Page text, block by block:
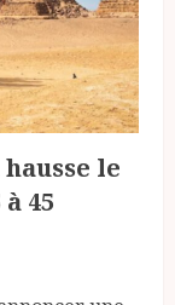
le
45